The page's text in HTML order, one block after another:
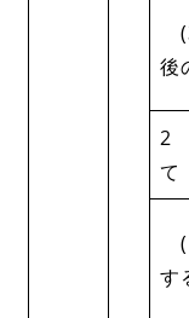
後
2
て
す